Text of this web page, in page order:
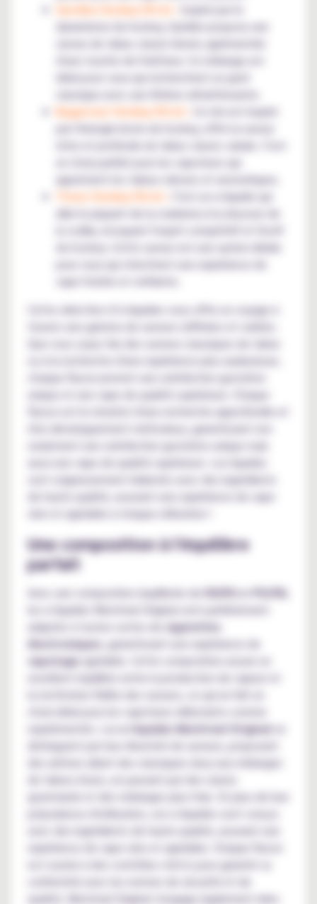
Gardien Hockey 50 ml :
Inspiré par le
dynamisme du hockey, Gardien propose une
saveur de tabac classic blond, agrémentée
d'une touche de fraîcheur. Ce mélange est
Bagarreur Hockey 50 ml :
Ce mix est inspiré
par l'énergie brute du hockey, offre la saveur
un choix parfait pour les vapoteurs qui
apprécient les tabacs denses et aromatiques.
Tireur Hockey 50 ml :
C'est un e-liquide qui
allie le piquant de la cranberry à la douceur de
la vodka, évoquant l'esprit compétitif et festif
pour ceux qui cherchent une expérience de
vape fruitée et vivifiante.
Cette sélection d’e-liquides vous offre un voyage à
travers une gamme de saveurs raffinées et variées.
Que vous soyez fan des saveurs classiques de tabac
chaque flacon promet une satisfaction gustative
unique et une vape de qualité supérieure. Chaque
flacon est le résultat d'une recherche approfondie et
d'un développement méticuleux, garantissant non
seulement une satisfaction gustative unique mais
aussi une vape de qualité supérieure. Les liquides
sont soigneusement élaborés avec des ingrédients
de haute qualité, assurant une expérience de vape
sûre et agréable à chaque utilisation !
Une composition à l'équilibre
parfait
Avec une composition équilibrée de 50/50en PG/VG
les e-liquides Montreal Original sont parfaitement
adaptés à toutes sortes de
cigarettes
électroniques
, garantissant une expérience de
vapotage
excellent équilibre entre la production de vapeur et
choix idéal pour les vapoteurs débutants comme
expérimentés. Les
e-liquides Montreal Original
distinguent par leur diversité de saveurs, proposant
des arômes allant des classiques doux aux mélanges
gourmands et des mélanges plus frais. En plus de leur
polyvalence d'utilisation, ces e-liquides sont conçus
avec des ingrédients de haute qualité, assurant une
expérience de vape sûre et agréable. Chaque flacon
qualité. Montreal Original s'engage également dans